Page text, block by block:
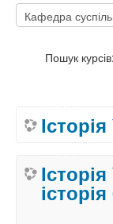
Пошук курсів: